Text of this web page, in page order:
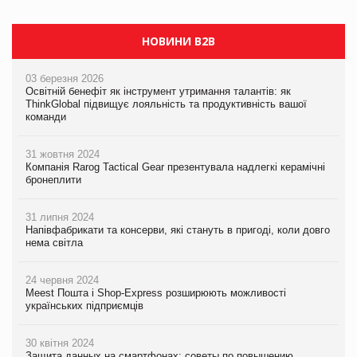
НОВИНИ B2B
03 березня 2026
Освітній бенефіт як інструмент утримання талантів: як
ThinkGlobal підвищує лояльність та продуктивність вашої
команди
31 жовтня 2024
Компанія Rarog Tactical Gear презентувала надлегкі керамічні
бронеплити
31 липня 2024
Напівфабрикати та консерви, які стануть в пригоді, коли довго
нема світла
24 червня 2024
Meest Пошта і Shop-Express розширюють можливості
українських підприємців
30 квітня 2024